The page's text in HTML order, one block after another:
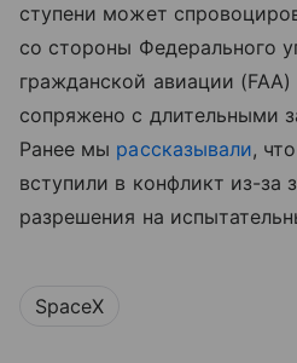
ступени может
со стороны Федерального
гражданской авиации
сопряжено с длительными
Ранее мы рассказывали,
вступили в конфликт из-за
разрешения на
SpaceX